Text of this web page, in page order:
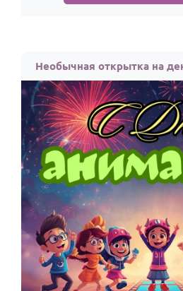
Необычная открытка на